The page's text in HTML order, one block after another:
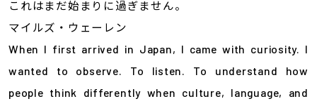
これはまだ始まりに過ぎません。
マイルズ・ウェーレン
When I first arrived in Japan, I came with curiosity. I
wanted to observe. To listen. To understand how
people think differently when culture, language, and